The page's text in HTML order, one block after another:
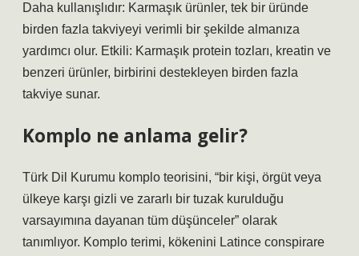
Daha kullanışlıdır: Karmaşık ürünler, tek bir üründe
birden fazla takviyeyi verimli bir şekilde almanıza
yardımcı olur. Etkili: Karmaşık protein tozları, kreatin ve
benzeri ürünler, birbirini destekleyen birden fazla
takviye sunar.
Komplo ne anlama gelir?
Türk Dil Kurumu komplo teorisini, “bir kişi, örgüt veya
ülkeye karşı gizli ve zararlı bir tuzak kurulduğu
varsayımına dayanan tüm düşünceler” olarak
tanımlıyor. Komplo terimi, kökenini Latince conspirare